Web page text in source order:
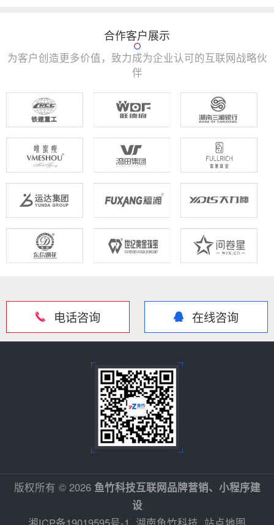
合作客户展示
为客户创造更多价值，致力成为企业认可的互联网战略伙
伴
电话咨询 在线咨询
版权所有 © 2026 鱼竹科技互联网品牌营销、小程序建
设